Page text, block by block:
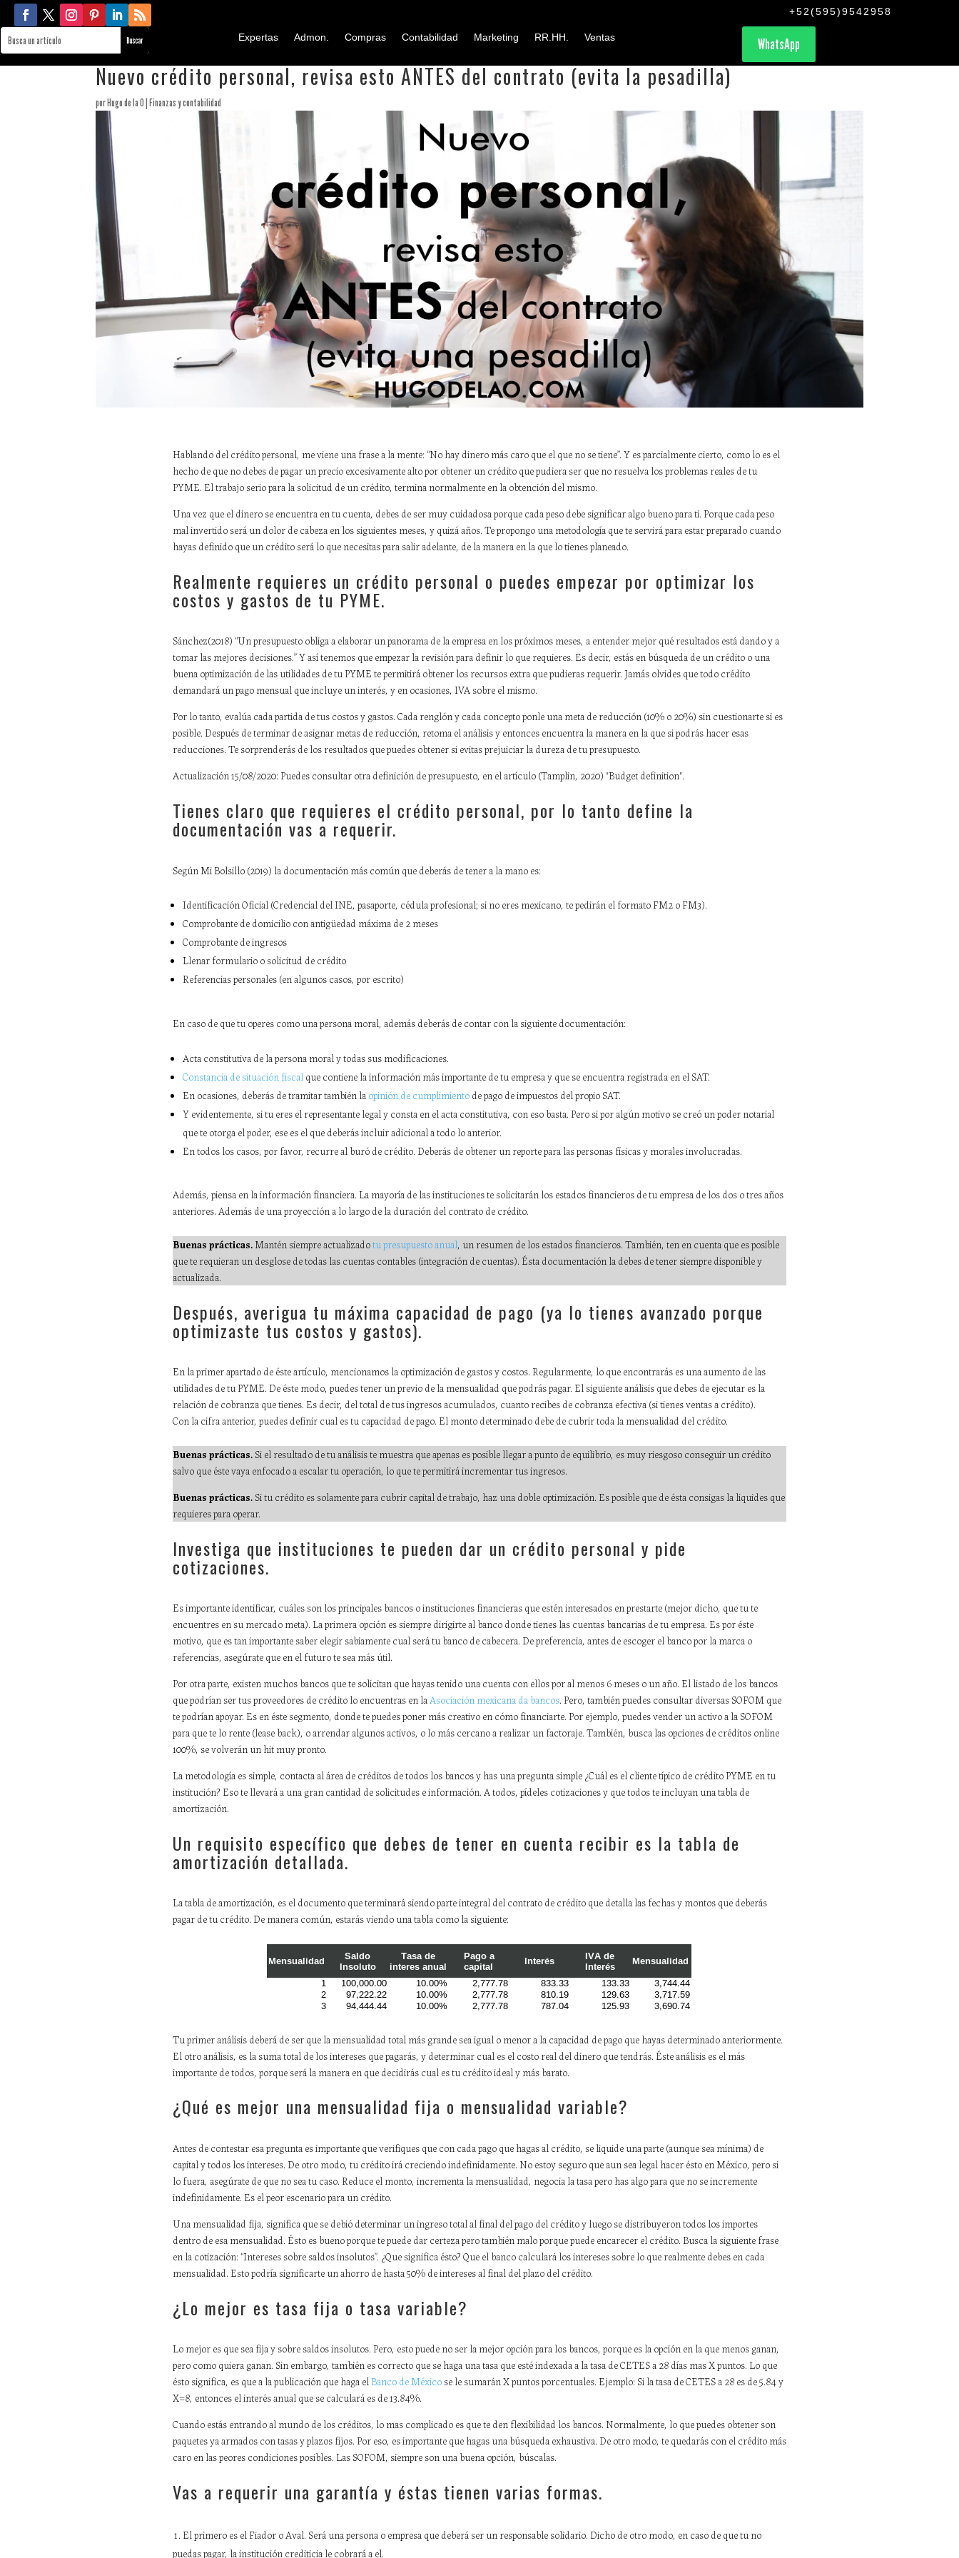
+52(595)9542958
Expertas Admon. Compras Contabilidad Marketing RR.HH. Ventas WhatsApp
Nuevo crédito personal, revisa esto ANTES del contrato (evita la pesadilla)
porHugo de la O |Finanzas y contabilidad
Hablando del crédito personal, me viene una frase a la mente: “No hay dinero más caro que el que no se tiene”. Y es parcialmente cierto, como lo es el
hecho de que no debes de pagar un precio excesivamente alto por obtener un crédito que pudiera ser que no resuelva los problemas reales de tu
PYME. El trabajo serio para la solicitud de un crédito, termina normalmente en la obtención del mismo.
Una vez que el dinero se encuentra en tu cuenta, debes de ser muy cuidadosa porque cada peso debe significar algo bueno para ti. Porque cada peso
mal invertido será un dolor de cabeza en los siguientes meses, y quizá años. Te propongo una metodología que te servirá para estar preparado cuando
hayas definido que un crédito será lo que necesitas para salir adelante, de la manera en la que lo tienes planeado.
Realmente requieres un crédito personal o puedes empezar por optimizar los
costos y gastos de tu PYME.
Sánchez(2018) “Un presupuesto obliga a elaborar un panorama de la empresa en los próximos meses, a entender mejor qué resultados está dando y a
tomar las mejores decisiones.” Y así tenemos que empezar la revisión para definir lo que requieres. Es decir, estás en búsqueda de un crédito o una
buena optimización de las utilidades de tu PYME te permitirá obtener los recursos extra que pudieras requerir. Jamás olvides que todo crédito
demandará un pago mensual que incluye un interés, y en ocasiones, IVA sobre el mismo.
Por lo tanto, evalúa cada partida de tus costos y gastos. Cada renglón y cada concepto ponle una meta de reducción (10% o 20%) sin cuestionarte si es
posible. Después de terminar de asignar metas de reducción, retoma el análisis y entonces encuentra la manera en la que si podrás hacer esas
reducciones. Te sorprenderás de los resultados que puedes obtener si evitas prejuiciar la dureza de tu presupuesto.
Actualización 15/08/2020: Puedes consultar otra definición de presupuesto, en el artículo (Tamplin, 2020) "Budget definition".
Tienes claro que requieres el crédito personal, por lo tanto define la
documentación vas a requerir.
Según Mi Bolsillo (2019) la documentación más común que deberás de tener a la mano es:
Identificación Oficial (Credencial del INE, pasaporte, cédula profesional; si no eres mexicano, te pedirán el formato FM2 o FM3).
Comprobante de domicilio con antigüedad máxima de 2 meses
Comprobante de ingresos
Llenar formulario o solicitud de crédito
Referencias personales (en algunos casos, por escrito)
En caso de que tu operes como una persona moral, además deberás de contar con la siguiente documentación:
Acta constitutiva de la persona moral y todas sus modificaciones.
Constancia de situación fiscal que contiene la información más importante de tu empresa y que se encuentra registrada en el SAT.
En ocasiones, deberás de tramitar también la opinión de cumplimientode pago de impuestos del propio SAT.
Y evidentemente, si tu eres el representante legal y consta en el acta constitutiva, con eso basta. Pero si por algún motivo se creó un poder notarial
que te otorga el poder, ese es el que deberás incluir adicional a todo lo anterior.
En todos los casos, por favor, recurre al buró de crédito. Deberás de obtener un reporte para las personas físicas y morales involucradas.
Además, piensa en la información financiera. La mayoría de las instituciones te solicitarán los estados financieros de tu empresa de los dos o tres años
anteriores. Además de una proyección a lo largo de la duración del contrato de crédito.
Buenas prácticas.Mantén siempre actualizadotu presupuestoanual, un resumen de los estados financieros. También, ten en cuenta que es posible
que te requieran un desglose de todas las cuentas contables (integración de cuentas). Ésta documentación la debes de tener siempre disponible y
actualizada.
Después, averigua tu máxima capacidad de pago (ya lo tienes avanzado porque
optimizaste tus costos y gastos).
En la primer apartado de éste artículo, mencionamos la optimización de gastos y costos. Regularmente, lo que encontrarás es una aumento de las
utilidades de tu PYME. De éste modo, puedes tener un previo de la mensualidad que podrás pagar. El siguiente análisis que debes de ejecutar es la
relación de cobranza que tienes. Es decir, del total de tus ingresos acumulados, cuanto recibes de cobranza efectiva (si tienes ventas a crédito).
Con la cifra anterior, puedes definir cual es tu capacidad de pago. El monto determinado debe de cubrir toda la mensualidad del crédito.
Buenas prácticas.Si el resultado de tu análisis te muestra que apenas es posible llegar a punto de equilibrio, es muy riesgoso conseguir un crédito
salvo que éste vaya enfocado a escalar tu operación, lo que te permitirá incrementar tus ingresos.
Buenas prácticas.Si tu crédito es solamente para cubrir capital de trabajo, haz una doble optimización. Es posible que de ésta consigas la liquides que
requieres para operar.
Investiga que instituciones te pueden dar un crédito personal y pide
cotizaciones.
Es importante identificar, cuáles son los principales bancos o instituciones financieras que estén interesados en prestarte (mejor dicho, que tu te
encuentres en su mercado meta). La primera opción es siempre dirigirte al banco donde tienes las cuentas bancarias de tu empresa. Es por éste
motivo, que es tan importante saber elegir sabiamente cual será tu banco de cabecera. De preferencia, antes de escoger el banco por la marca o
referencias, asegúrate que en el futuro te sea más útil.
Por otra parte, existen muchos bancos que te solicitan que hayas tenido una cuenta con ellos por al menos 6 meses o un año. El listado de los bancos
que podrían ser tus proveedores de crédito lo encuentras en laAsociación mexicana da bancos. Pero, también puedes consultar diversas SOFOM que
te podrían apoyar. Es en éste segmento, donde te puedes poner más creativo en cómo financiarte. Por ejemplo, puedes vender un activo a la SOFOM
para que te lo rente (lease back), o arrendar algunos activos, o lo más cercano a realizar un factoraje. También, busca las opciones de créditos online
100%, se volverán un hit muy pronto.
La metodología es simple, contacta al área de créditos de todos los bancos y has una pregunta simple ¿Cuál es el cliente típico de crédito PYME en tu
institución? Eso te llevará a una gran cantidad de solicitudes e información. A todos, pídeles cotizaciones y que todos te incluyan una tabla de
amortización.
Un requisito específico que debes de tener en cuenta recibir es la tabla de
amortización detallada.
La tabla de amortización, es el documento que terminará siendo parte integral del contrato de crédito que detalla las fechas y montos que deberás
pagar de tu crédito. De manera común, estarás viendo una tabla como la siguiente:
Tu primer análisis deberá de ser que la mensualidad total más grande sea igual o menor a la capacidad de pago que hayas determinado anteriormente.
El otro análisis, es la suma total de los intereses que pagarás, y determinar cual es el costo real del dinero que tendrás. Éste análisis es el más
importante de todos, porque será la manera en que decidirás cual es tu crédito ideal y más barato.
¿Qué es mejor una mensualidad fija o mensualidad variable?
Antes de contestar esa pregunta es importante que verifiques que con cada pago que hagas al crédito, se liquide una parte (aunque sea mínima) de
capital y todos los intereses. De otro modo, tu crédito irá creciendo indefinidamente. No estoy seguro que aun sea legal hacer ésto en México, pero si
lo fuera, asegúrate de que no sea tu caso. Reduce el monto, incrementa la mensualidad, negocia la tasa pero has algo para que no se incremente
indefinidamente. Es el peor escenario para un crédito.
Una mensualidad fija, significa que se debió determinar un ingreso total al final del pago del crédito y luego se distribuyeron todos los importes
dentro de esa mensualidad. Ésto es bueno porque te puede dar certeza pero también malo porque puede encarecer el crédito. Busca la siguiente frase
en la cotización: “Intereses sobre saldos insolutos”. ¿Que significa ésto? Que el banco calculará los intereses sobre lo que realmente debes en cada
mensualidad. Esto podría significarte un ahorro de hasta 50% de intereses al final del plazo del crédito.
¿Lo mejor es tasa fija o tasa variable?
Lo mejor es que sea fija y sobre saldos insolutos. Pero, esto puede no ser la mejor opción para los bancos, porque es la opción en la que menos ganan,
pero como quiera ganan. Sin embargo, también es correcto que se haga una tasa que esté indexada a la tasa de CETES a 28 días mas X puntos. Lo que
ésto significa, es que a la publicación que haga el Banco de México se le sumarán X puntos porcentuales. Ejemplo: Si la tasa de CETES a 28 es de 5.84 y
X=8, entonces el interés anual que se calculará es de 13.84%.
Cuando estás entrando al mundo de los créditos, lo mas complicado es que te den flexibilidad los bancos. Normalmente, lo que puedes obtener son
paquetes ya armados con tasas y plazos fijos. Por eso, es importante que hagas una búsqueda exhaustiva. De otro modo, te quedarás con el crédito más
caro en las peores condiciones posibles. Las SOFOM, siempre son una buena opción, búscalas.
Vas a requerir una garantía y éstas tienen varias formas.
El primero es el Fiador o Aval. Será una persona o empresa que deberá ser un responsable solidario. Dicho de otro modo, en caso de que tu no
puedas pagar, la institución crediticia le cobrará a el.